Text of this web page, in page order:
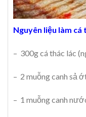
Nguyên liệu làm cá
– 300g cá thác lác
– 2 muỗng canh sả
– 1 muỗng canh